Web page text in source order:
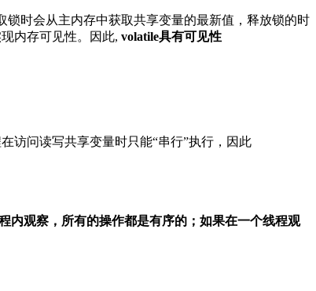
锁时会从主内存中获取共享变量的最新值，释放锁的时
现内存可见性。因此, volatile具有可见性
访问读写共享变量时只能“串行”执行，因此
内观察，所有的操作都是有序的；如果在一个线程观